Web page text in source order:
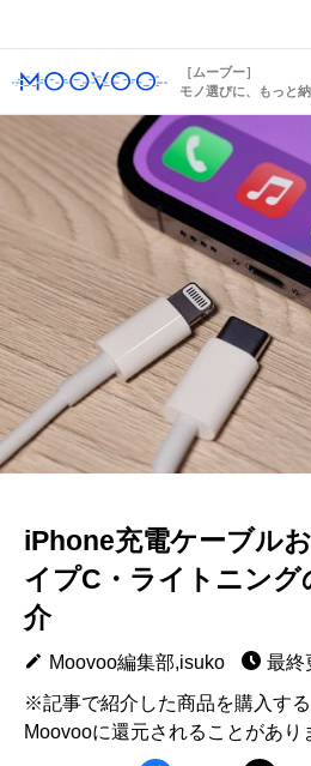
［ムーブー］
モノ選びに、もっと納
iPhone充電ケーブル
イプC・ライトニン
介
Moovoo編集部,isuko
最終
※記事で紹介した商品を購入す
Moovooに還元されることがあり